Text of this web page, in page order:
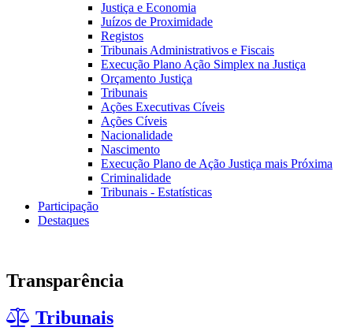
Justiça e Economia
Juízos de Proximidade
Registos
Tribunais Administrativos e Fiscais
Execução Plano Ação Simplex na Justiça
Orçamento Justiça
Tribunais
Ações Executivas Cíveis
Ações Cíveis
Nacionalidade
Nascimento
Execução Plano de Ação Justiça mais Próxima
Criminalidade
Tribunais - Estatísticas
Participação
Destaques
Transparência
Tribunais